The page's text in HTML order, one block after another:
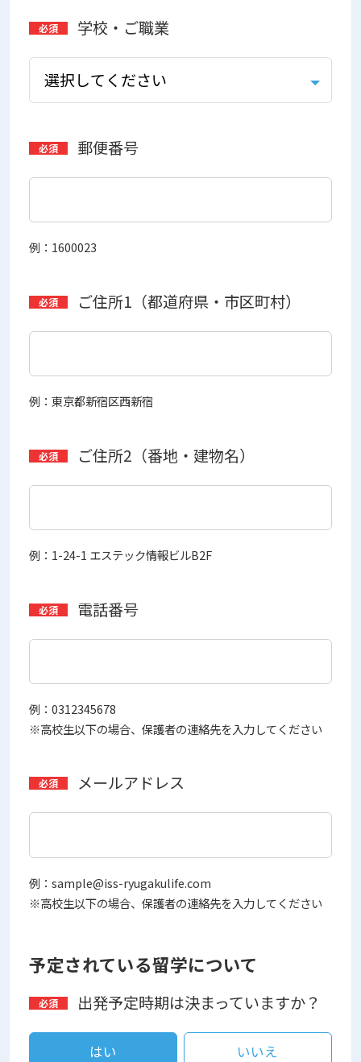
学校・ご職業
郵便番号
例：1600023
ご住所1（都道府県・市区町村）
例：東京都新宿区西新宿
ご住所2（番地・建物名）
例：1-24-1 エステック情報ビルB2F
電話番号
例：0312345678
※高校生以下の場合、保護者の連絡先を入力してください
メールアドレス
例：sample@iss-ryugakulife.com
※高校生以下の場合、保護者の連絡先を入力してください
予定されている留学について
出発予定時期は決まっていますか？
はい いいえ